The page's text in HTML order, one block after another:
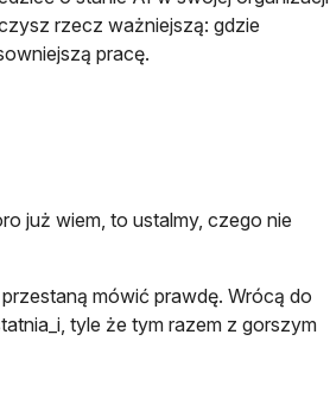
rzecz ważniejszą: gdzie
pracę.
już wiem, to ustalmy, czego nie
mówić prawdę. Wrócą do
tyle że tym razem z gorszym